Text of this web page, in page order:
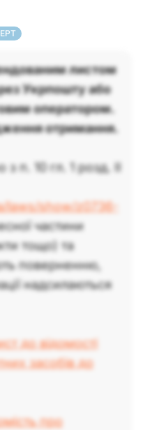
листом
Укрпошту або
оператором.
отримання.
з п. 10 гл. 1 розд. II
laws/show/z0736-
частини
тощо) та
поверненню,
надсилаються
до відомості
засобів до
про